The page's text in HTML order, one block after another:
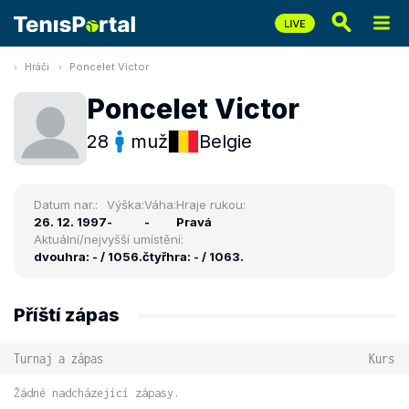
Hráči Poncelet Victor
Poncelet Victor
28 muž Belgie
Datum nar.:
26. 12. 1997
Výška:
-
Váha:
-
Hraje rukou:
Pravá
Aktuální/nejvyšší umístění:
dvouhra: - / 1056.čtyřhra: - / 1063.
Příští zápas
Turnaj a zápas Kurs
Žádné nadcházející zápasy.